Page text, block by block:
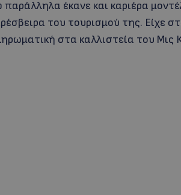
παράλληλα έκανε και καριέρα
του τουρισμού της. Είχε
στα καλλιστεία του Μις